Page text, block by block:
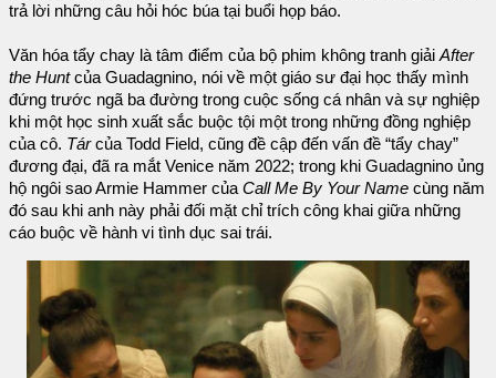
trả lời những câu hỏi hóc búa tại buổi họp báo.
Văn hóa tẩy chay là tâm điểm của bộ phim không tranh giải After
the Huntcủa Guadagnino, nói về một giáo sư đại học thấy mình
đứng trước ngã ba đường trong cuộc sống cá nhân và sự nghiệp
khi một học sinh xuất sắc buộc tội một trong những đồng nghiệp
của cô. Tárcủa Todd Field, cũng đề cập đến vấn đề “tẩy chay”
đương đại, đã ra mắt Venice năm 2022; trong khi Guadagnino ủng
hộ ngôi sao Armie Hammer của Call Me By Your Name cùng năm
đó sau khi anh này phải đối mặt chỉ trích công khai giữa những
cáo buộc về hành vi tình dục sai trái.